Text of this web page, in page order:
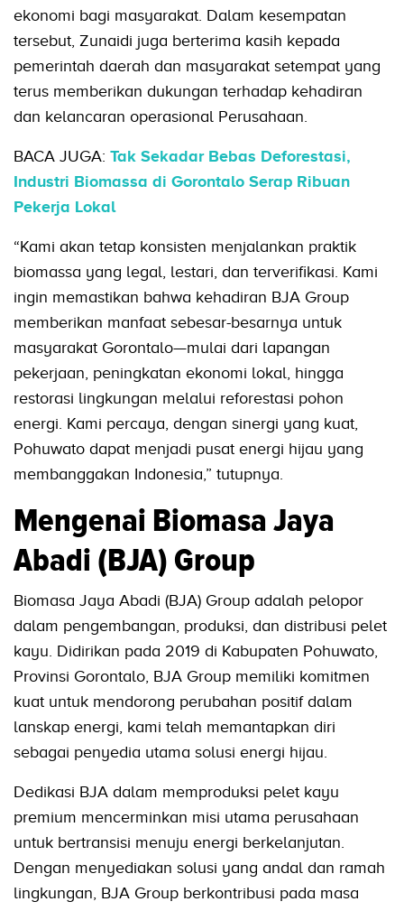
ekonomi bagi masyarakat. Dalam kesempatan
tersebut, Zunaidi juga berterima kasih kepada
pemerintah daerah dan masyarakat setempat yang
terus memberikan dukungan terhadap kehadiran
dan kelancaran operasional Perusahaan.
BACA JUGA: Tak Sekadar Bebas Deforestasi,
Industri Biomassa di Gorontalo Serap Ribuan
Pekerja Lokal
“Kami akan tetap konsisten menjalankan praktik
biomassa yang legal, lestari, dan terverifikasi. Kami
ingin memastikan bahwa kehadiran BJA Group
memberikan manfaat sebesar-besarnya untuk
masyarakat Gorontalo—mulai dari lapangan
pekerjaan, peningkatan ekonomi lokal, hingga
restorasi lingkungan melalui reforestasi pohon
energi. Kami percaya, dengan sinergi yang kuat,
Pohuwato dapat menjadi pusat energi hijau yang
membanggakan Indonesia,” tutupnya.
Mengenai Biomasa Jaya
Abadi (BJA) Group
Biomasa Jaya Abadi (BJA) Group adalah pelopor
dalam pengembangan, produksi, dan distribusi pelet
kayu. Didirikan pada 2019 di Kabupaten Pohuwato,
Provinsi Gorontalo, BJA Group memiliki komitmen
kuat untuk mendorong perubahan positif dalam
lanskap energi, kami telah memantapkan diri
sebagai penyedia utama solusi energi hijau.
Dedikasi BJA dalam memproduksi pelet kayu
premium mencerminkan misi utama perusahaan
untuk bertransisi menuju energi berkelanjutan.
Dengan menyediakan solusi yang andal dan ramah
lingkungan, BJA Group berkontribusi pada masa